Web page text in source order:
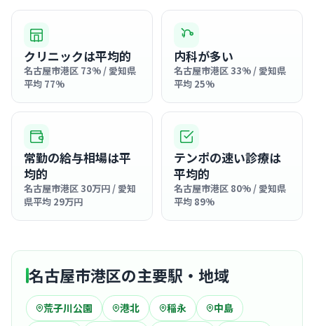
クリニックは平均的
名古屋市港区 73% / 愛知県
平均 77%
内科が多い
名古屋市港区 33% / 愛知県
平均 25%
常勤の給与相場は平
均的
名古屋市港区 30万円 / 愛知
県平均 29万円
テンポの速い診療は
平均的
名古屋市港区 80% / 愛知県
平均 89%
名古屋市港区の主要駅・地域
荒子川公園 港北 稲永
中島